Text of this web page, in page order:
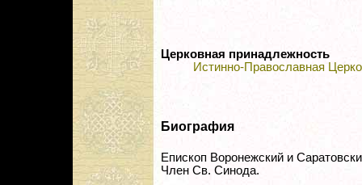
Церковная принадлежность
Истинно-Православная
Биография
Епископ Воронежский и
Член Св. Синода.